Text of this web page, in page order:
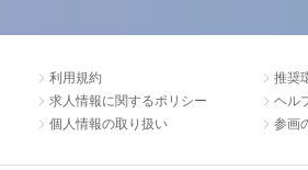
利用規約
求人情報に関するポリシー
個人情報の取り扱い
推奨
ヘル
参画